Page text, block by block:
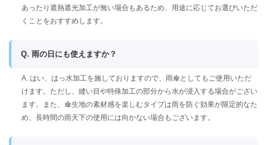
あったり遮熱遮光加工が無い場合もあるため、用途に応じてお選びいただ
くことをおすすめします。
Q. 雨の日にも使えますか？
A. はい、はっ水加工を施しておりますので、雨傘としてもご使用いただ
けます。ただし、縫い目や特殊加工の部分から水が浸入する場合がござい
ます。また、傘生地の素材感を楽しむタイプは雨を防ぐ効果が限定的なた
め、長時間の雨天下の使用には向かない場合もございます。